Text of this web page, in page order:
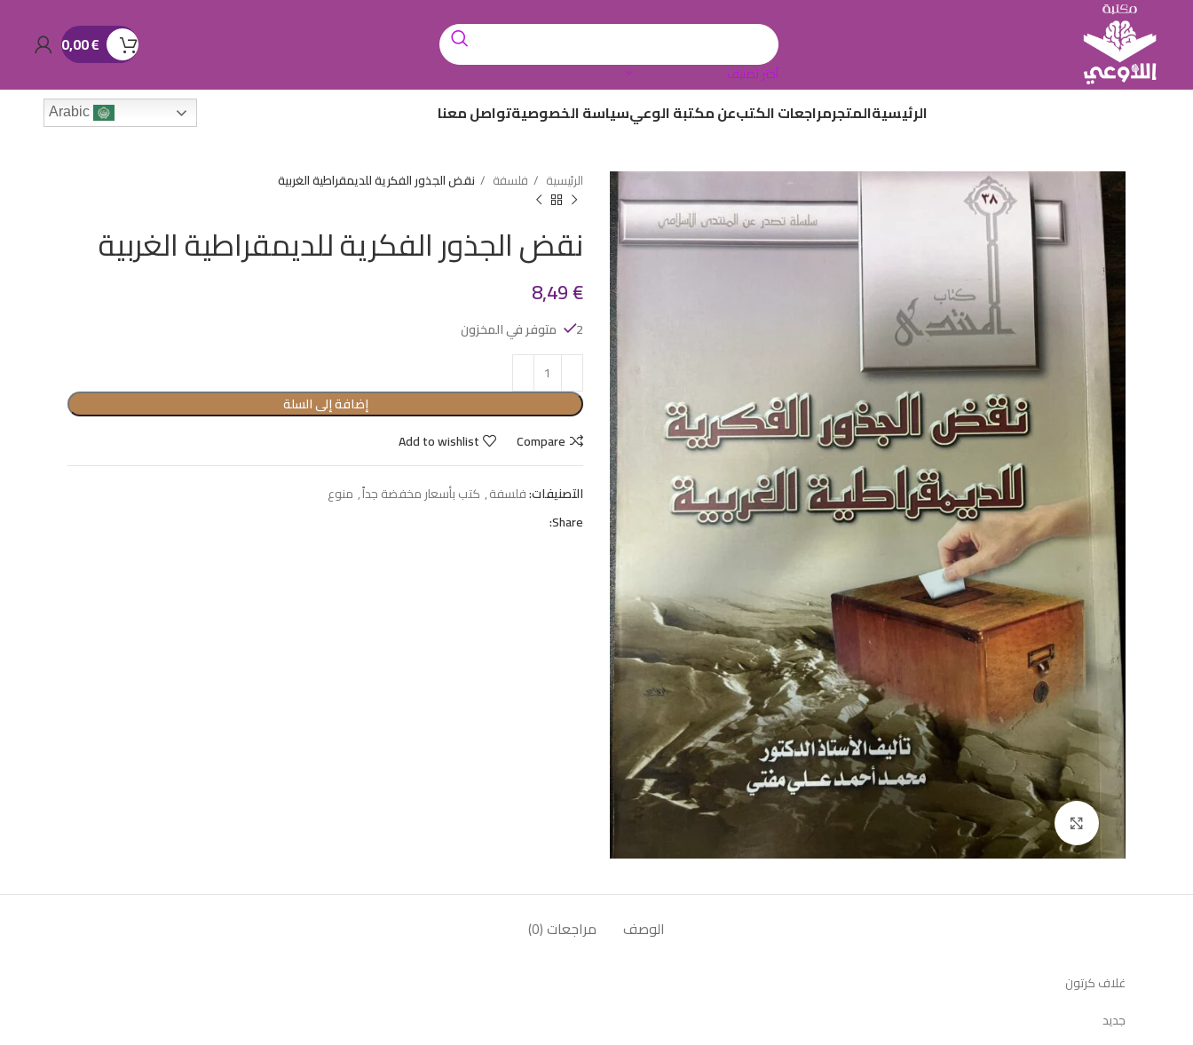
أختر تصنيف
0,00€
الرئيسيةالمتجرمراجعات الكتبعن مكتبة الوعيسياسة الخصوصيةتواصل معنا Arabic
Click to enlarge
الرئيسية فلسفة نقض الجذور الفكرية للديمقراطية الغربية
نقض الجذور الفكرية للديمقراطية الغربية
8,49€
2 متوفر في المخزون
إضافة إلى السلة
Compare
Add to wishlist
التصنيفات:فلسفة, كتب بأسعار مخفضة جداً, منوع
Share:
الوصف مراجعات (0)
غلاف كرتون
جديد